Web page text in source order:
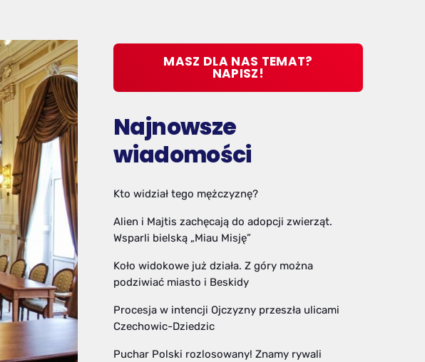
MASZ DLA NAS TEMAT?
NAPISZ!
Najnowsze
wiadomości
Kto widział tego mężczyznę?
Alien i Majtis zachęcają do adopcji zwierząt.
Wsparli bielską „Miau Misję”
Koło widokowe już działa. Z góry można
podziwiać miasto i Beskidy
Procesja w intencji Ojczyzny przeszła ulicami
Czechowic-Dziedzic
Puchar Polski rozlosowany! Znamy rywali